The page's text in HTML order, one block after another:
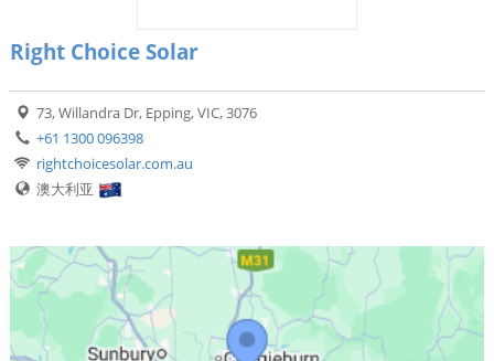
Right Choice Solar
73, Willandra Dr, Epping, VIC, 3076
+61 1300 096398
rightchoicesolar.com.au
澳大利亚